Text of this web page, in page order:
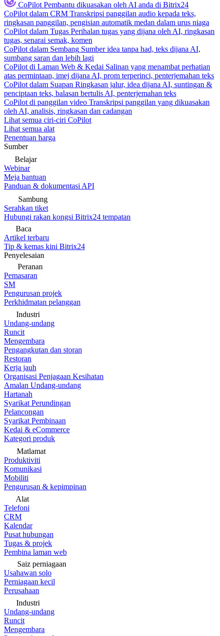
CoPilot Pembantu dikuasakan oleh AI anda di Bitrix24
CoPilot dalam CRM Transkripsi panggilan audio kepada teks,
ringkasan panggilan, pengisian automatik medan dalam urus niaga
CoPilot dalam Tugas Perihalan tugas yang dijana oleh AI, ringkasan
tugas, senarai semak, komen
CoPilot dalam Sembang Sumber idea tanpa had, teks dijana AI,
sumbang saran dan lebih lagi
CoPilot di Laman Web & Kedai Salinan yang menambat perhatian
atas permintaan, imej dijana AI, prom terperinci, penterjemahan teks
CoPilot dalam Suapan Ringkasan jalur, idea dijana AI, suntingan &
penciptaan teks, balasan bertulis AI, penterjemahan teks
CoPilot di panggilan video Transkripsi panggilan yang dikuasakan
oleh AI, analisis, ringkasan dan cadangan
Lihat semua ciri-ciri CoPilot
Lihat semua alat
Penentuan harga
Sumber
Belajar
Webinar
Meja bantuan
Panduan & dokumentasi API
Sambung
Serahkan tiket
Hubungi rakan kongsi Bitrix24 tempatan
Baca
Artikel terbaru
Tip & kemas kini Bitrix24
Penyelesaian
Peranan
Pemasaran
SM
Pengurusan projek
Perkhidmatan pelanggan
Industri
Undang-undang
Runcit
Mengembara
Pengangkutan dan storan
Restoran
Kerja jauh
Organisasi Penjagaan Kesihatan
Amalan Undang-undang
Hartanah
Syarikat Perundingan
Pelancongan
Syarikat Pembinaan
Kedai & eCommerce
Kategori produk
Matlamat
Produktiviti
Komunikasi
Mobiliti
Pengurusan & kepimpinan
Alat
Telefoni
CRM
Kalendar
Pusat hubungan
Tugas & projek
Pembina laman web
Saiz perniagaan
Usahawan solo
Perniagaan kecil
Perusahaan
Industri
Undang-undang
Runcit
Mengembara